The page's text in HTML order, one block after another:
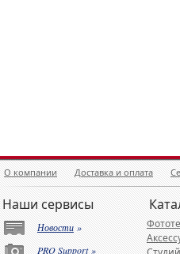
О компании Доставка и оплата
Наши сервисы
Новости»
PRO Support»